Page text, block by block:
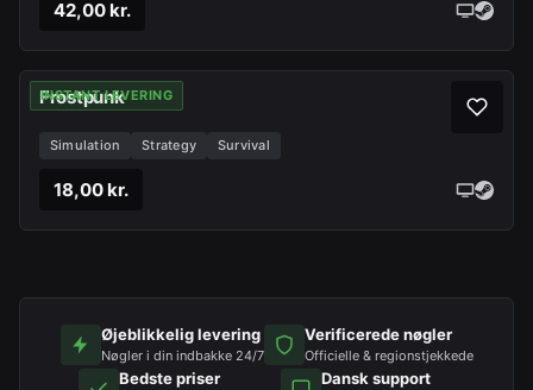
42,00 kr.
INSTANT LEVERING
Frostpunk
Simulation Strategy Survival
18,00 kr.
Øjeblikkelig levering
Nøgler i din indbakke 24/7
Verificerede nøgler
Officielle & regionstjekkede
Bedste priser Dansk support